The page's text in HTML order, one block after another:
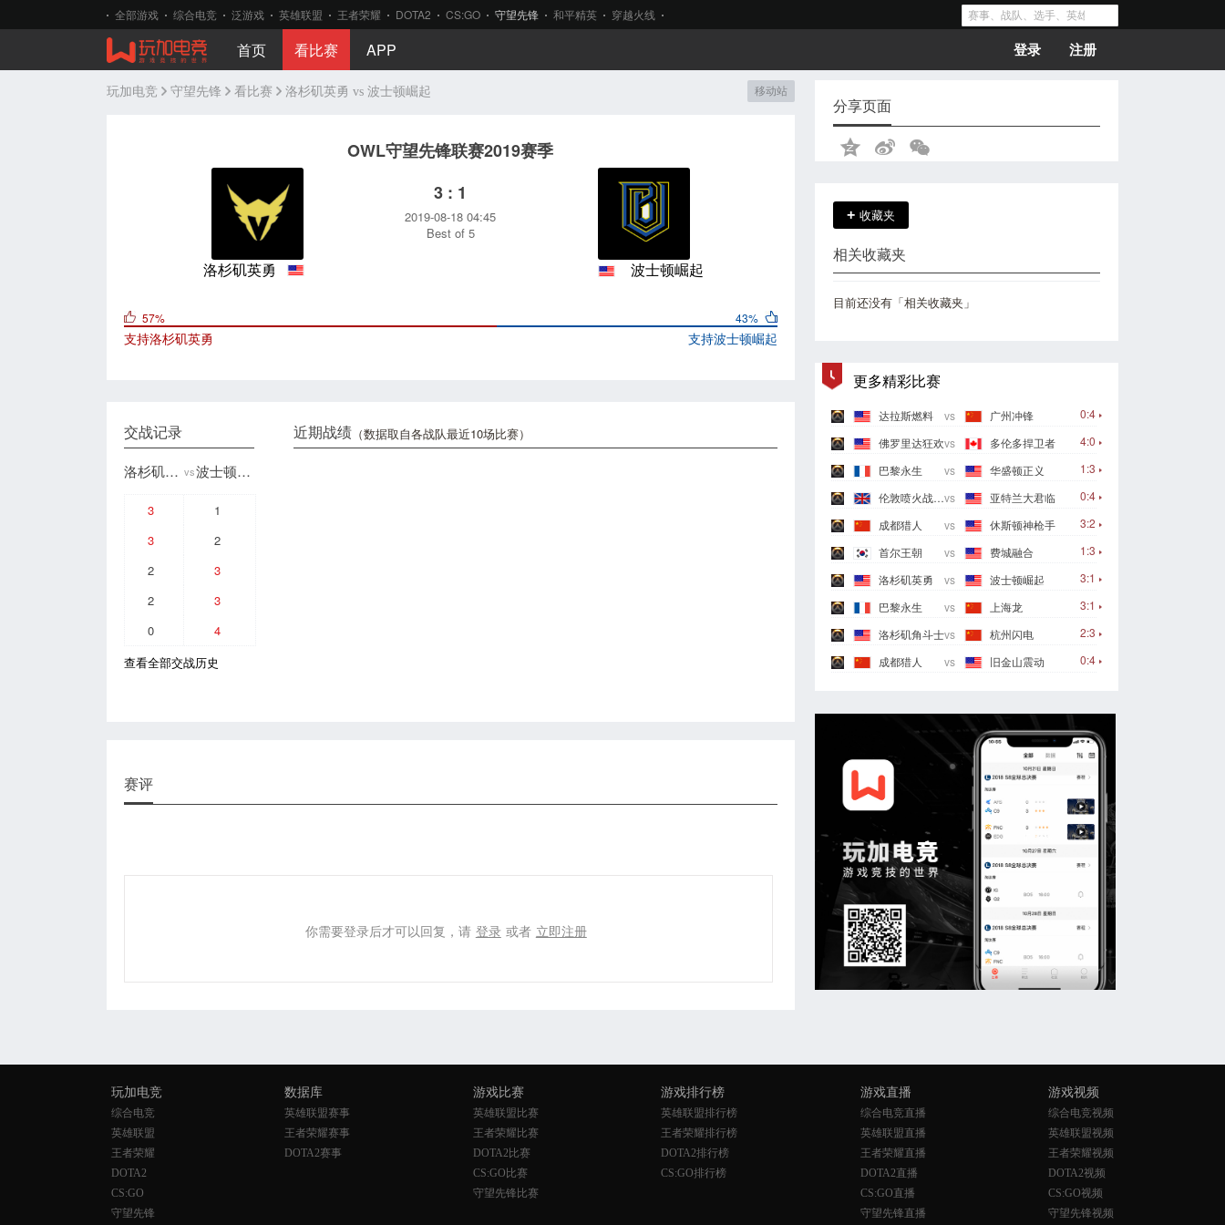
全部游戏 综合电竞 泛游戏 英雄联盟 王者荣耀 DOTA2 CS:GO 守望先锋 和平精英 穿越火线
首页 看比赛 APP 登录 注册
玩加电竞 守望先锋 看比赛 洛杉矶英勇 vs 波士顿崛起 移动站
OWL守望先锋联赛2019赛季
洛杉矶英勇
3 : 1
2019-08-18 04:45
Best of 5
波士顿崛起
43%
支持波士顿崛起
57%
支持洛杉矶英勇
近期战绩 （数据取自各战队最近10场比赛）
交战记录
洛杉矶英勇 vs 波士顿崛起
3
1
3
2
2
3
2
3
0
4
查看全部交战历史
赛评
你需要登录后才可以回复，请 登录 或者 立即注册
分享页面
+ 收藏夹
相关收藏夹
目前还没有「相关收藏夹」
更多精彩比赛
0:4
达拉斯燃料 vs
广州冲锋
4:0
佛罗里达狂欢vs
多伦多捍卫者
1:3
巴黎永生 vs
华盛顿正义
0:4
伦敦喷火战斗机vs
亚特兰大君临
3:2
成都猎人 vs
休斯顿神枪手
1:3
首尔王朝 vs
费城融合
3:1
洛杉矶英勇 vs
波士顿崛起
3:1
巴黎永生 vs
上海龙
2:3
洛杉矶角斗士vs
杭州闪电
0:4
成都猎人 vs 旧金山震动
玩加电竞
综合电竞
英雄联盟
王者荣耀
DOTA2
CS:GO
守望先锋
数据库
英雄联盟赛事
王者荣耀赛事
DOTA2赛事
游戏比赛
英雄联盟比赛
王者荣耀比赛
DOTA2比赛
CS:GO比赛
守望先锋比赛
游戏排行榜
英雄联盟排行榜
王者荣耀排行榜
DOTA2排行榜
CS:GO排行榜
游戏直播
综合电竞直播
英雄联盟直播
王者荣耀直播
DOTA2直播
CS:GO直播
守望先锋直播
游戏视频
综合电竞视频
英雄联盟视频
王者荣耀视频
DOTA2视频
CS:GO视频
守望先锋视频